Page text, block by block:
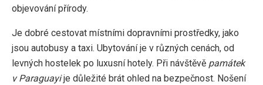
objevování přírody.
Je dobré cestovat místními dopravními prostředky, jako
jsou autobusy a taxi. Ubytování je v různých cenách, od
levných hostelek po luxusní hotely. Při návštěvě památek
v Paraguayije důležité brát ohled na bezpečnost. Nošení